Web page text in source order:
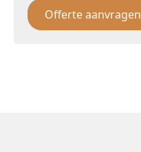
Offerte aanvragen